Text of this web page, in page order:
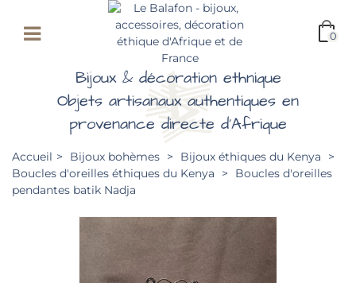
0
Bijoux & décoration ethnique
Objets artisanaux authentiques en
provenance directe d'Afrique
Accueil > Bijoux bohèmes > Bijoux éthiques du Kenya
>
Boucles d'oreilles éthiques du Kenya
>
Boucles d'oreilles
pendantes batik Nadja